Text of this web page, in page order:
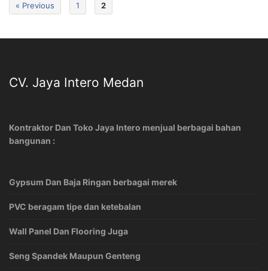
« Previous 1 2
CV. Jaya Intero Medan
Kontraktor Dan Toko Jaya Intero menjual berbagai bahan
bangunan :
Gypsum Dan Baja Ringan berbagai merek
PVC beragam tipe dan ketebalan
Wall Panel Dan Flooring Juga
Seng Spandek Maupun Genteng